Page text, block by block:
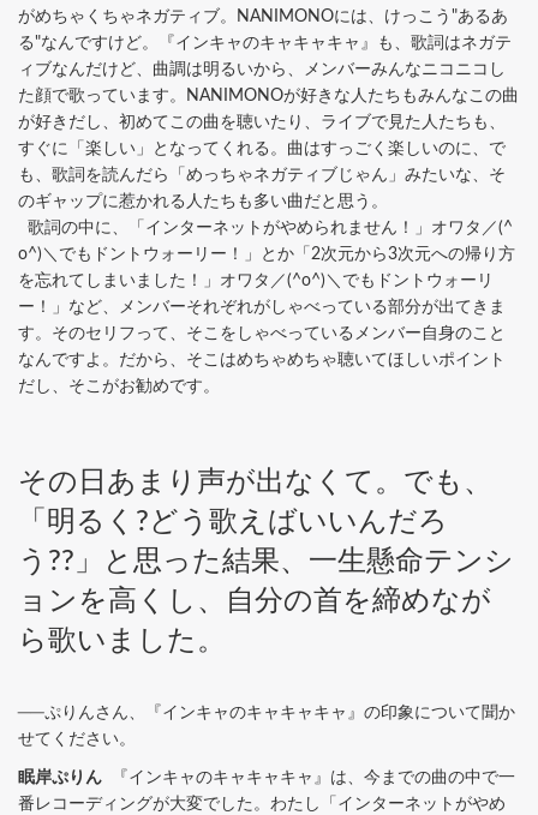
がめちゃくちゃネガティブ。NANIMONOには、けっこう"あるあ
る"なんですけど。『インキャのキャキャキャ』も、歌詞はネガテ
ィブなんだけど、曲調は明るいから、メンバーみんなニコニコし
た顔で歌っています。NANIMONOが好きな人たちもみんなこの曲
が好きだし、初めてこの曲を聴いたり、ライブで見た人たちも、
すぐに「楽しい」となってくれる。曲はすっごく楽しいのに、で
も、歌詞を読んだら「めっちゃネガティブじゃん」みたいな、そ
のギャップに惹かれる人たちも多い曲だと思う。
歌詞の中に、「インターネットがやめられません！」オワタ／(^
o^)＼でもドントウォーリー！」とか「2次元から3次元への帰り方
を忘れてしまいました！」オワタ／(^o^)＼でもドントウォーリ
ー！」など、メンバーそれぞれがしゃべっている部分が出てきま
す。そのセリフって、そこをしゃべっているメンバー自身のこと
なんですよ。だから、そこはめちゃめちゃ聴いてほしいポイント
だし、そこがお勧めです。
その日あまり声が出なくて。でも、
「明るく?どう歌えばいいんだろ
う??」と思った結果、一生懸命テンシ
ョンを高くし、自分の首を締めなが
ら歌いました。
──ぷりんさん、『インキャのキャキャキャ』の印象について聞か
せてください。
眠岸ぷりん 『インキャのキャキャキャ』は、今までの曲の中で一
番レコーディングが大変でした。わたし「インターネットがやめ